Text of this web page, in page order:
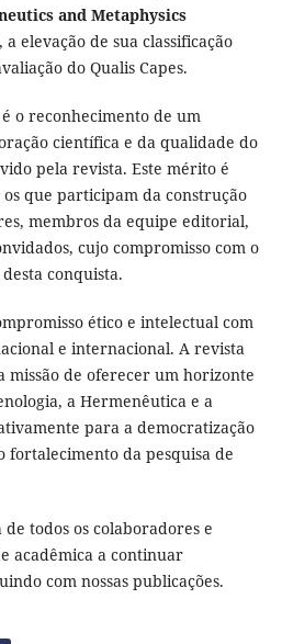
and Metaphysics
elevação de sua classificação
do Qualis Capes.
o reconhecimento de um
científica e da qualidade do
pela revista. Este mérito é
que participam da construção
membros da equipe editorial,
cujo compromisso com o
conquista.
ético e intelectual com
e internacional. A revista
missão de oferecer um horizonte
a Hermenêutica e a
para a democratização
fortalecimento da pesquisa de
todos os colaboradores e
acadêmica a continuar
com nossas publicações.